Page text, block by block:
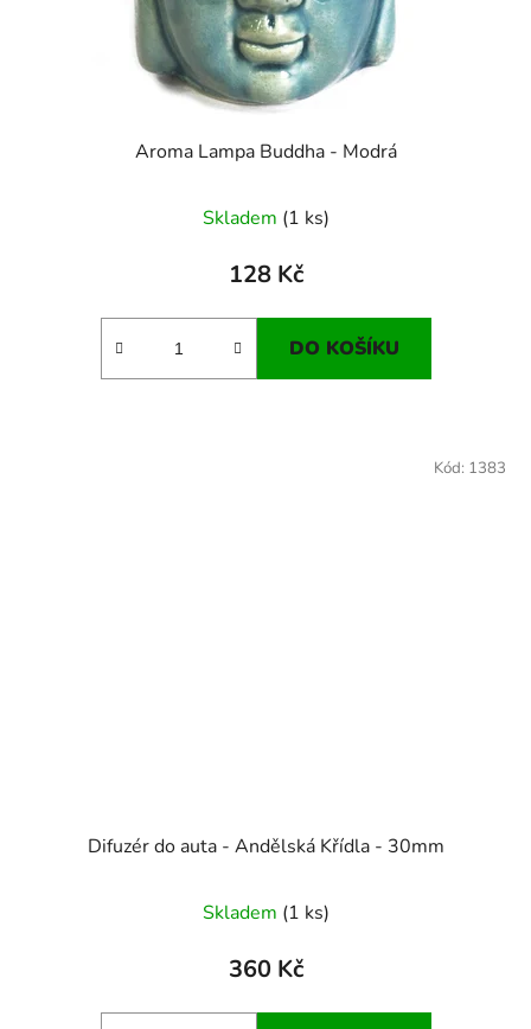
Aroma Lampa Buddha - Modrá
Skladem (1 ks)
128 Kč
DO KOŠÍKU
Difuzér do auta - Andělská Křídla - 30mm
Skladem (1 ks)
360 Kč
Kód: 1383